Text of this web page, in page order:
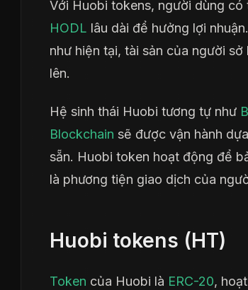
Với Huobi tokens, người dùng
HODL lâu dài để hưởng lợi
như hiện tại, tài sản của người
lên.
Hệ sinh thái Huobi tương tự như
Blockchain sẽ được vận hành
sẵn. Huobi token hoạt động để
là phương tiện giao dịch của
Huobi tokens (HT)
Token của Huobi là ERC-20,